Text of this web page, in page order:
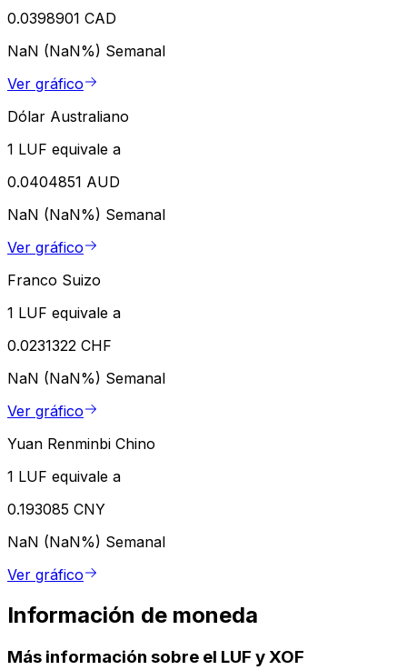
0.0398901 CAD
NaN (NaN%) Semanal
Ver gráfico
Dólar Australiano
1 LUF equivale a
0.0404851 AUD
NaN (NaN%) Semanal
Ver gráfico
Franco Suizo
1 LUF equivale a
0.0231322 CHF
NaN (NaN%) Semanal
Ver gráfico
Yuan Renminbi Chino
1 LUF equivale a
0.193085 CNY
NaN (NaN%) Semanal
Ver gráfico
Información de moneda
Más información sobre el LUF y XOF